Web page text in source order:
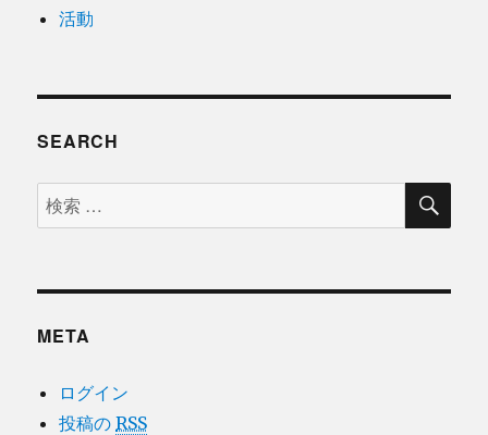
活動
SEARCH
検
索
象:
検
META
ログイン
投稿のRSS